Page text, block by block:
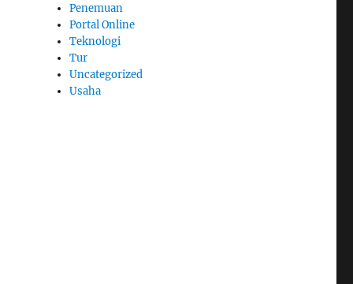
Penemuan
Portal Online
Teknologi
Tur
Uncategorized
Usaha